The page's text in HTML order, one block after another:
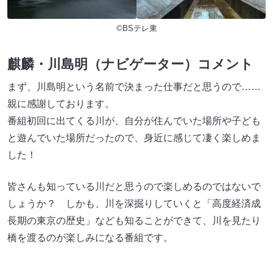
©BSテレ東
麒麟・川島明（ナビゲーター）コメント
まず、川島明という名前で決まった仕事だと思うので……
親に感謝しております。
番組初回に出てくる川が、自分が住んでいた場所や子ども
と遊んでいた場所だったので、身近に感じて凄く楽しめま
した！
皆さんも知っている川だと思うので楽しめるのではないで
しょうか？ しかも、川を深掘りしていくと「高度経済成
長期の東京の歴史」なども知ることができて、川を見たり
橋を渡るのが楽しみになる番組です。